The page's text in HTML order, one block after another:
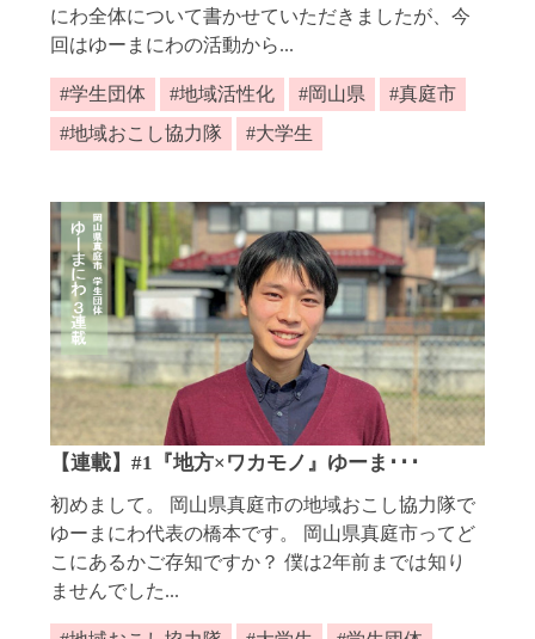
にわ全体について書かせていただきましたが、今
回はゆーまにわの活動から...
学生団体 地域活性化 岡山県
真庭市
地域おこし協力隊
大学生
【連載】#1『地方×ワカモノ』ゆーま･･･
初めまして。 岡山県真庭市の地域おこし協力隊で
ゆーまにわ代表の橋本です。 岡山県真庭市ってど
こにあるかご存知ですか？ 僕は2年前までは知り
ませんでした...